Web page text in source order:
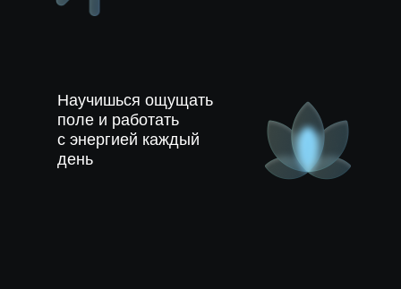
Научишься ощущать
поле и работать
с энергией каждый
день
автор системы